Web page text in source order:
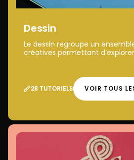
Dessin
Le dessin regroupe un
créatives permettant d’explorer
28 TUTORIELS VOIR TOUS